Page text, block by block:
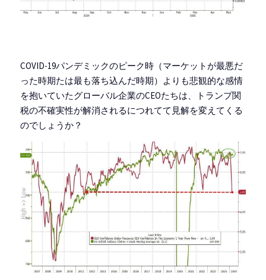
COVID-19パンデミックのピーク時（マーケットが最悪だ
った時期たは最も落ち込んだ時期）よりも悲観的な感情
を抱いていたグローバル企業のCEOたちは、トランプ関
税の不確実性が解消されるにつれてて見解を変えてくる
のでしょうか？